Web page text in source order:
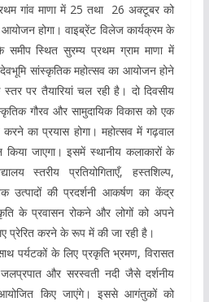
गांव माणा में 25 तथा 26 अक्टूबर को
होगा। वाइब्रेंट विलेज कार्यक्रम के
समीप स्थित सुरम्य प्रथम ग्राम माणा में
सांस्कृतिक महोत्सव का आयोजन होने
पर तैयारियां चल रही है। दो दिवसीय
गौरव और सामुदायिक विकास को एक
का प्रयास होगा। महोत्सव में गढ़वाल
किया जाएगा। इसमें स्थानीय कलाकारों के
स्तरीय प्रतियोगिताएँ, हस्तशिल्प,
उत्पादों की प्रदर्शनी आकर्षण का केंद्र
के प्रवासन रोकने और लोगों को अपने
प्रेरित करने के रूप में की जा रही है।
पर्यटकों के लिए प्रकृति भ्रमण, विरासत
जलप्रपात और सरस्वती नदी जैसे दर्शनीय
किए जाएंगे। इससे आगंतुकों को